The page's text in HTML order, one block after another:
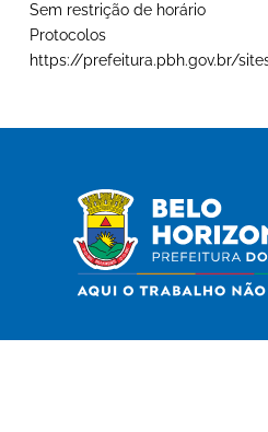
Sem restrição de horário
Protocolos
https://prefeitura.pbh.gov.br/